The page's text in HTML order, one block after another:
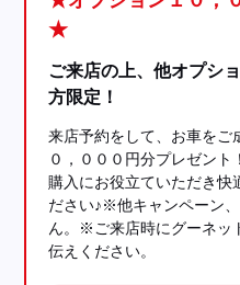
★
ご来店の上、他オプシ
方限定！
来店予約をして、お車をご
０，０００円分プレゼン
購入にお役立ていただき快
ださい♪※他キャンペーン
ん。※ご来店時にグーネッ
伝えください。